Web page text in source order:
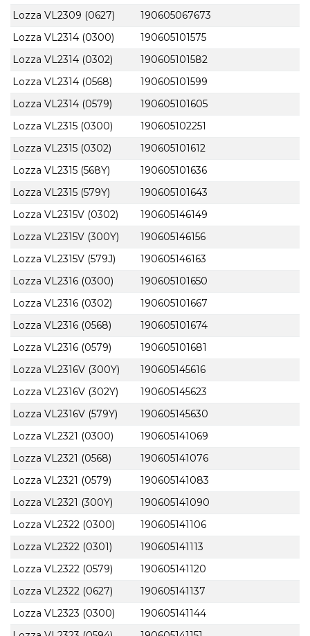
Lozza VL2309 (0627)
190605067673
Lozza VL2314 (0300)
190605101575
Lozza VL2314 (0302)
190605101582
Lozza VL2314 (0568)
190605101599
Lozza VL2314 (0579)
190605101605
Lozza VL2315 (0300)
190605102251
Lozza VL2315 (0302)
190605101612
Lozza VL2315 (568Y)
190605101636
Lozza VL2315 (579Y)
190605101643
Lozza VL2315V (0302)
190605146149
Lozza VL2315V (300Y)
190605146156
Lozza VL2315V (579J)
190605146163
Lozza VL2316 (0300)
190605101650
Lozza VL2316 (0302)
190605101667
Lozza VL2316 (0568)
190605101674
Lozza VL2316 (0579)
190605101681
Lozza VL2316V (300Y)
190605145616
Lozza VL2316V (302Y)
190605145623
Lozza VL2316V (579Y)
190605145630
Lozza VL2321 (0300)
190605141069
Lozza VL2321 (0568)
190605141076
Lozza VL2321 (0579)
190605141083
Lozza VL2321 (300Y)
190605141090
Lozza VL2322 (0300)
190605141106
Lozza VL2322 (0301)
190605141113
Lozza VL2322 (0579)
190605141120
Lozza VL2322 (0627)
190605141137
Lozza VL2323 (0300)
190605141144